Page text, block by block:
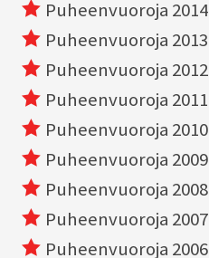
Puheenvuoroja 2014
Puheenvuoroja 2013
Puheenvuoroja 2012
Puheenvuoroja 2011
Puheenvuoroja 2010
Puheenvuoroja 2009
Puheenvuoroja 2008
Puheenvuoroja 2007
Puheenvuoroja 2006